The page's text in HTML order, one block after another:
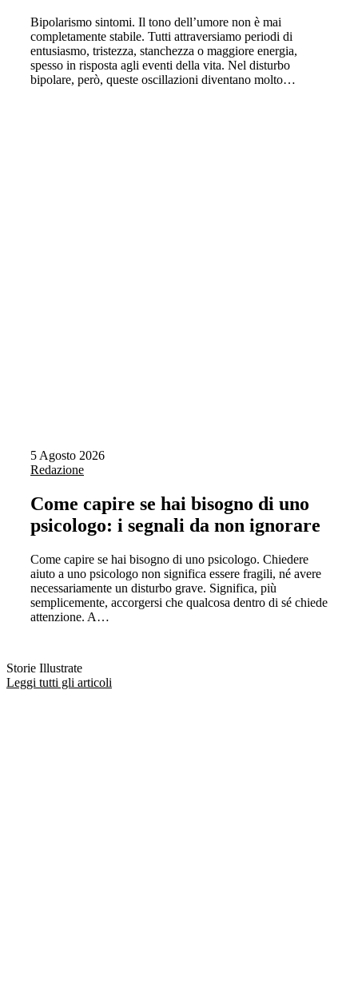
Bipolarismo sintomi. Il tono dell’umore non è mai
completamente stabile. Tutti attraversiamo periodi di
entusiasmo, tristezza, stanchezza o maggiore energia,
spesso in risposta agli eventi della vita. Nel disturbo
bipolare, però, queste oscillazioni diventano molto…
5 Agosto 2026
Redazione
Come capire se hai bisogno di uno
psicologo: i segnali da non ignorare
Come capire se hai bisogno di uno psicologo. Chiedere
aiuto a uno psicologo non significa essere fragili, né avere
necessariamente un disturbo grave. Significa, più
semplicemente, accorgersi che qualcosa dentro di sé chiede
attenzione. A…
Storie Illustrate
Leggi tutti gli articoli